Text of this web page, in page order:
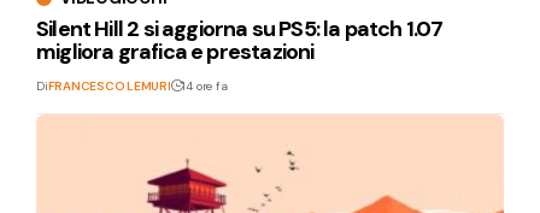
Silent Hill 2 si aggiorna su PS5: la patch 1.07
migliora grafica e prestazioni
DiFRANCESCO LEMURI 14 ore fa